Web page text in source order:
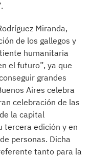
Miranda,
de los gallegos y
humanitaria
el futuro”, ya que
grandes
Aires celebra
celebración de las
la capital
tercera edición y en
personas. Dicha
tanto para la